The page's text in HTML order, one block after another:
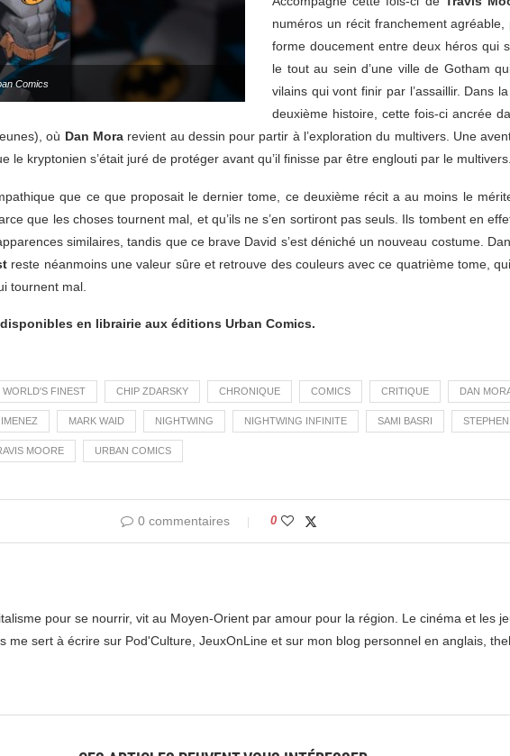
Comics
numéros un récit franchement
forme doucement entre deux héros qui
le tout au sein d’une ville de Gotham
vilains qui vont finir par l’assaillir. Dans
deuxième histoire, cette fois-ci ancrée
où Dan Mora revient au dessin pour partir à l’exploration du multivers. Une
le kryptonien s’était juré de protéger avant qu’il finisse par être englouti par le multivers.
que ce que proposait le dernier tome, ce deuxième récit a au moins le
que les choses tournent mal, et qu’ils ne s’en sortiront pas seuls. Ils tombent en
similaires, tandis que ce brave David s’est déniché un nouveau costume.
reste néanmoins une valeur sûre et retrouve des couleurs avec ce quatrième tome,
tournent mal.
en librairie aux éditions Urban Comics.
WORLD'S FINEST CHIP ZDARSKY CHRONIQUE COMICS CRITIQUE DAN
MARK WAID NIGHTWING NIGHTWING INFINITE SAMI BASRI
MOORE URBAN COMICS
0 commentaires 0
pour se nourrir, vit au Moyen-Orient par amour pour la région. Le cinéma et les
me sert à écrire sur Pod'Culture, JeuxOnLine et sur mon blog personnel en anglais,